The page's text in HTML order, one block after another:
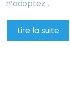
n’adoptez…
Lire la suite